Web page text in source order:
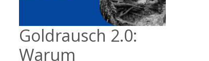
Goldrausch 2.0:
Warum